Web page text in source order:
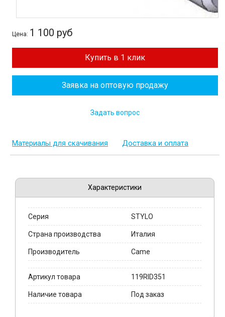
Цена: 1 100 руб
Купить в 1 клик
Заявка на оптовую продажу
Задать вопрос
Материалы для скачивания Доставка и оплата
Характеристики
Серия STYLO
Страна производства Италия
Производитель Came
Артикул товара 119RID351
Наличие товара Под заказ